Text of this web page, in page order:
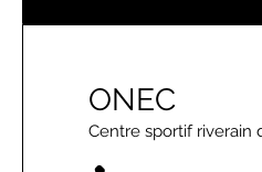
ONEC
Centre sportif riverain